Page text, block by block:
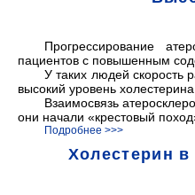
Прогрессирование
пациентов с повышенным
У таких людей скорость
высокий уровень
Взаимосвязь
они начали «крестовый
Подробнее >>>
Холестерин